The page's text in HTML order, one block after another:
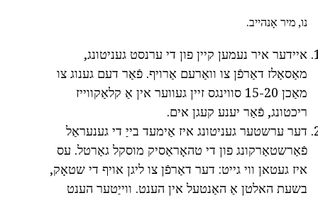
נו, מיר אָנהייב.
איידער איר נעמען קיין פון די ערנסט געניטונג,
מאַסאַלז דאַרפֿן צו וואַרעם אַרויף. פֿאַר דעם גענוג צו
מאַכן 15-20 סווינגס זיין געווער אין אַ קלאַקווייז
ריכטונג, פֿאַר יענע קעגן אים.
דער ערשטער געניטונג איז אַימעד בייַ די גענעראַל
פֿאַרשטאַרקונג פון די טהאָראַסיק מוסקל גאַרטל. עס
איז געטאן ווי גייט: דער דאַרפֿן צו ליגן אויף די שטאָק,
בשעת האלטן אַ האַנטעל אין הענט. ווייַטער הענט